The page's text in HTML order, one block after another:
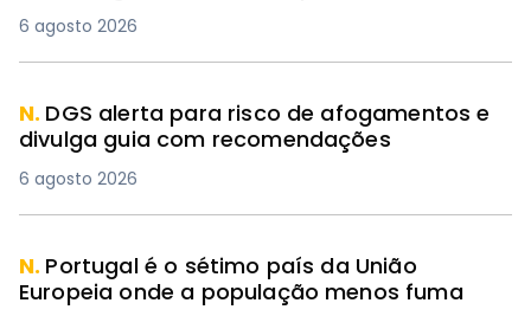
6 agosto 2026
N. DGS alerta para risco de afogamentos e
divulga guia com recomendações
6 agosto 2026
N. Portugal é o sétimo país da União
Europeia onde a população menos fuma